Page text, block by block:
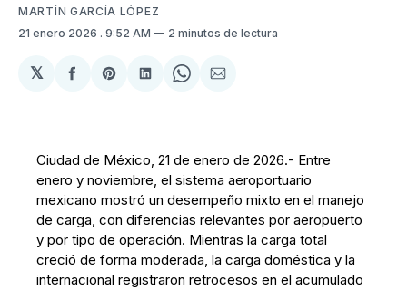
MARTÍN GARCÍA LÓPEZ
21 enero 2026 . 9:52 AM 2 minutos de lectura
𝕏
Compartir
Facebook
Share
Pinterest
Compartir
LinkedIn
Share
WhatsApp
Compartir
Email
Ciudad de México, 21 de enero de 2026.- Entre
enero y noviembre, el sistema aeroportuario
mexicano mostró un desempeño mixto en el manejo
de carga, con diferencias relevantes por aeropuerto
y por tipo de operación. Mientras la carga total
creció de forma moderada, la carga doméstica y la
internacional registraron retrocesos en el acumulado